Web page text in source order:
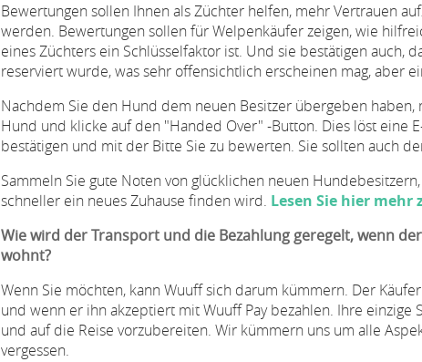
Bewertungen sollen Ihnen als Züchter helfen, mehr Vertrauen
werden. Bewertungen sollen für Welpenkäufer zeigen, wie
eines Züchters ein Schlüsselfaktor ist. Und sie bestätigen auch,
reserviert wurde, was sehr offensichtlich erscheinen mag, aber
Nachdem Sie den Hund dem neuen Besitzer übergeben
Hund und klicke auf den "Handed Over" -Button. Dies löst eine
bestätigen und mit der Bitte Sie zu bewerten. Sie sollten auch
Sammeln Sie gute Noten von glücklichen neuen
schneller ein neues Zuhause finden wird. Lesen Sie hier mehr
Wie wird der Transport und die Bezahlung geregelt, wenn
wohnt?
Wenn Sie möchten, kann Wuuff sich darum kümmern. Der
und wenn er ihn akzeptiert mit Wuuff Pay bezahlen. Ihre einzige
und auf die Reise vorzubereiten. Wir kümmern uns um alle
vergessen.